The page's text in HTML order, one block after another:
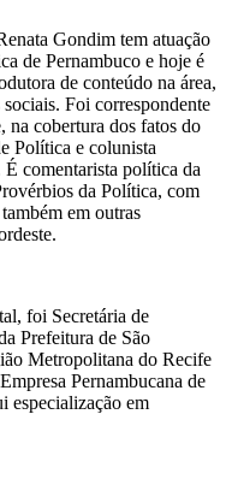
Gondim tem atuação
de Pernambuco e hoje é
de conteúdo na área,
sociais. Foi correspondente
cobertura dos fatos do
Política e colunista
comentarista política da
da Política, com
em outras
foi Secretária de
Prefeitura de São
Metropolitana do Recife
Pernambucana de
especialização em